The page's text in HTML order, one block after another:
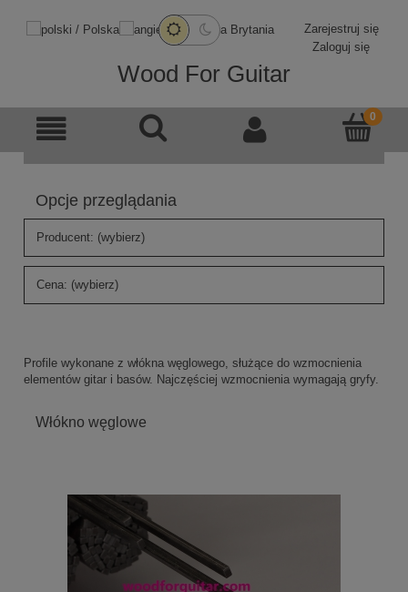
Zarejestruj się
Zaloguj się
Wood For Guitar
Opcje przeglądania
Producent: (wybierz)
Cena: (wybierz)
Profile wykonane z włókna węglowego, służące do wzmocnienia
elementów gitar i basów. Najczęściej wzmocnienia wymagają gryfy.
Włókno węglowe